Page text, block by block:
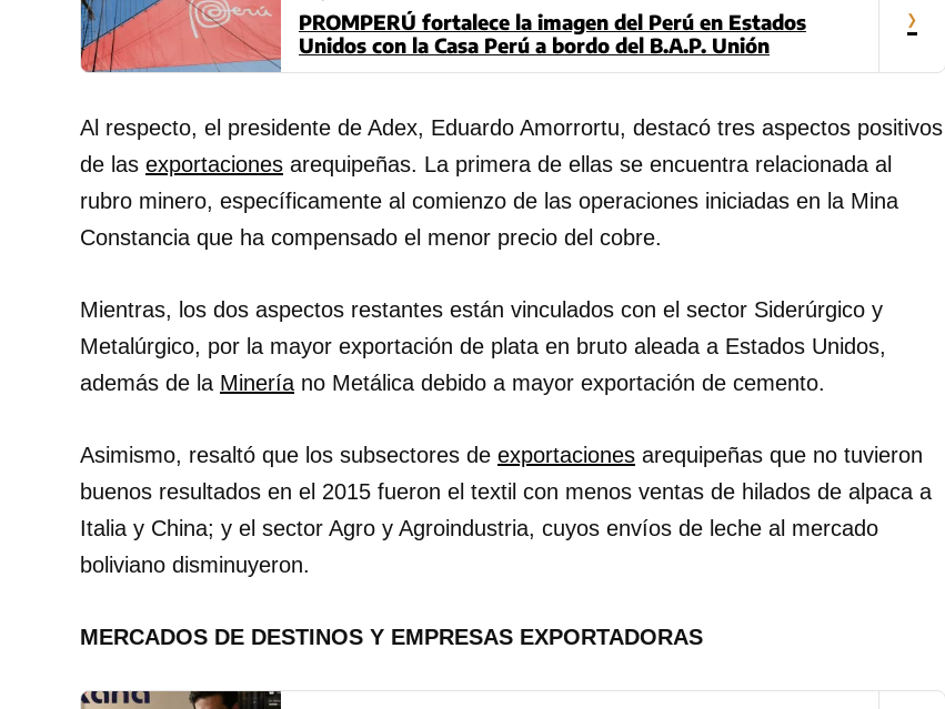
PROMPERÚ fortalece la imagen del Perú en Estados
Unidos con la Casa Perú a bordo del B.A.P. Unión
›
Al respecto, el presidente de Adex, Eduardo Amorrortu, destacó tres aspectos positivos
de las exportaciones arequipeñas. La primera de ellas se encuentra relacionada al
rubro minero, específicamente al comienzo de las operaciones iniciadas en la Mina
Constancia que ha compensado el menor precio del cobre.
Mientras, los dos aspectos restantes están vinculados con el sector Siderúrgico y
Metalúrgico, por la mayor exportación de plata en bruto aleada a Estados Unidos,
además de la Minería no Metálica debido a mayor exportación de cemento.
Asimismo, resaltó que los subsectores de exportaciones arequipeñas que no tuvieron
buenos resultados en el 2015 fueron el textil con menos ventas de hilados de alpaca a
Italia y China; y el sector Agro y Agroindustria, cuyos envíos de leche al mercado
boliviano disminuyeron.
MERCADOS DE DESTINOS Y EMPRESAS EXPORTADORAS